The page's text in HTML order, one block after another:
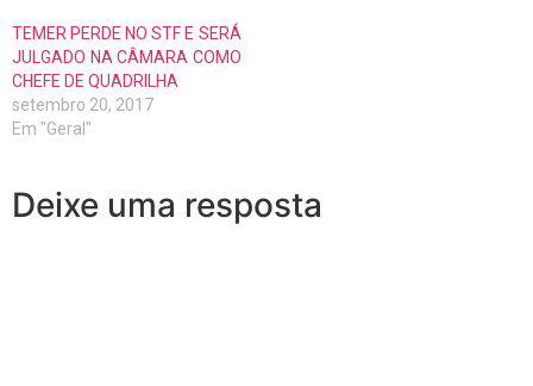
TEMER PERDE NO STF E SERÁ
JULGADO NA CÂMARA COMO
CHEFE DE QUADRILHA
setembro 20, 2017
Em "Geral"
Deixe uma resposta